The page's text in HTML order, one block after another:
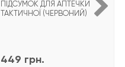
ПІДСУМОК ДЛЯ АПТЕЧКИ
ТАКТИЧНОЇ (ЧЕРВОНИЙ)
449 грн.